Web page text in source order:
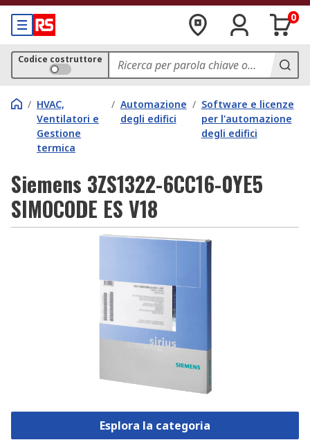
0
Codice costruttore
/ HVAC,
Ventilatori e
Gestione
termica
/ Automazione
degli edifici
/ Software e licenze
per l'automazione
degli edifici
Siemens 3ZS1322-6CC16-0YE5
SIMOCODE ES V18
Esplora la categoria